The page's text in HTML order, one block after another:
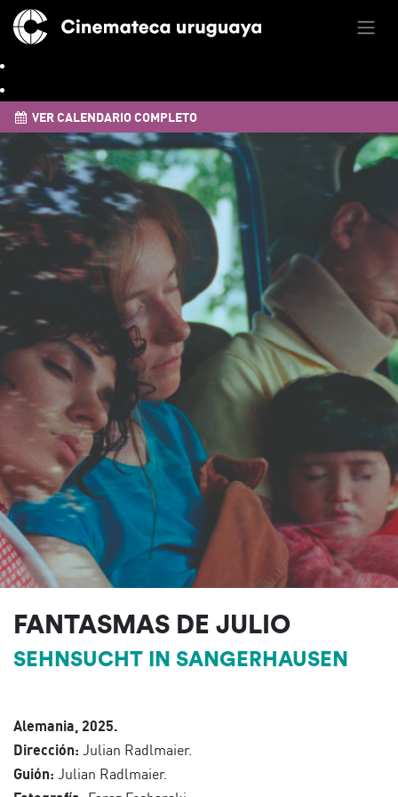
VER CALENDARIO COMPLETO
FANTASMAS DE JULIO
SEHNSUCHT IN SANGERHAUSEN
Alemania, 2025.
Dirección: Julian Radlmaier.
Guión: Julian Radlmaier.